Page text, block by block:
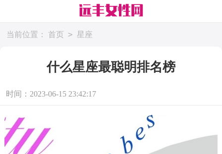
当前位置： 首页 > 星座
什么星座最聪明排名榜
时间：2023-06-15 23:42:17